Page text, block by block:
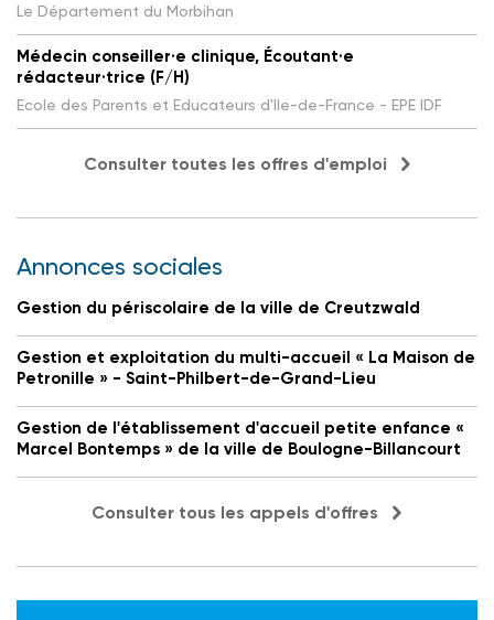
Le Département du Morbihan
Médecin conseiller·e clinique, Écoutant·e
rédacteur·trice (F/H)
Ecole des Parents et Educateurs d'Ile-de-France - EPE IDF
Consulter toutes les offres d'emploi
Annonces sociales
Gestion du périscolaire de la ville de Creutzwald
Gestion et exploitation du multi-accueil « La Maison de
Petronille » - Saint-Philbert-de-Grand-Lieu
Gestion de l'établissement d'accueil petite enfance «
Marcel Bontemps » de la ville de Boulogne-Billancourt
Consulter tous les appels d'offres